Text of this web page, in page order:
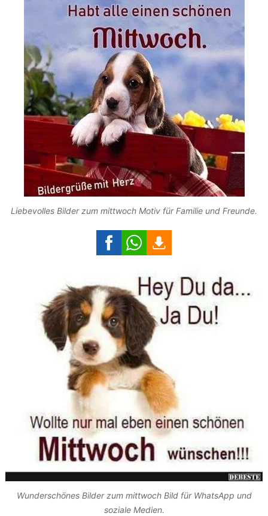
Liebevolles Bilder zum mittwoch Motiv für Familie und Freunde.
Wunderschönes Bilder zum mittwoch Bild für WhatsApp und
soziale Medien.